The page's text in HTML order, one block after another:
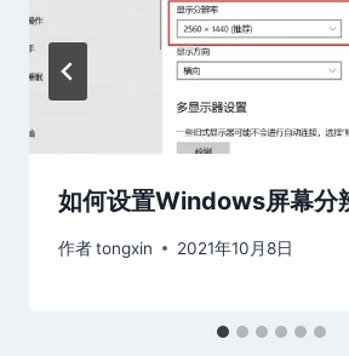
如何设置Windows屏幕分
作者tongxin 2021年10月8日